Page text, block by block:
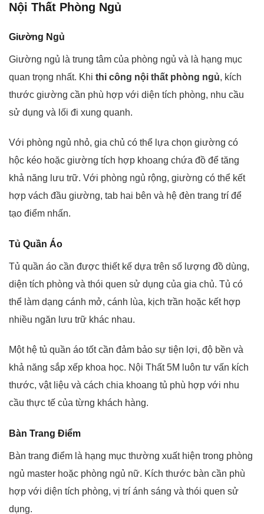
Nội Thất Phòng Ngủ
Giường Ngủ
Giường ngủ là trung tâm của phòng ngủ và là hạng mục
quan trọng nhất. Khi thi công nội thất phòng ngủ, kích
thước giường cần phù hợp với diện tích phòng, nhu cầu
sử dụng và lối đi xung quanh.
Với phòng ngủ nhỏ, gia chủ có thể lựa chọn giường có
hộc kéo hoặc giường tích hợp khoang chứa đồ để tăng
khả năng lưu trữ. Với phòng ngủ rộng, giường có thể kết
hợp vách đầu giường, tab hai bên và hệ đèn trang trí để
tạo điểm nhấn.
Tủ Quần Áo
Tủ quần áo cần được thiết kế dựa trên số lượng đồ dùng,
diện tích phòng và thói quen sử dụng của gia chủ. Tủ có
thể làm dạng cánh mở, cánh lùa, kịch trần hoặc kết hợp
nhiều ngăn lưu trữ khác nhau.
Một hệ tủ quần áo tốt cần đảm bảo sự tiện lợi, độ bền và
khả năng sắp xếp khoa học. Nội Thất 5M luôn tư vấn kích
thước, vật liệu và cách chia khoang tủ phù hợp với nhu
cầu thực tế của từng khách hàng.
Bàn Trang Điểm
Bàn trang điểm là hạng mục thường xuất hiện trong phòng
ngủ master hoặc phòng ngủ nữ. Kích thước bàn cần phù
hợp với diện tích phòng, vị trí ánh sáng và thói quen sử
dụng.